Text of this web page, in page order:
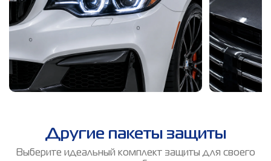
Другие пакеты защиты
Выберите идеальный комплект защиты для своего